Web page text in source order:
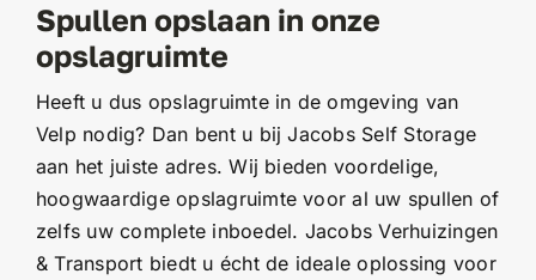
Spullen opslaan in onze
opslagruimte
Heeft u dus opslagruimte in de omgeving van
Velp nodig? Dan bent u bij Jacobs Self Storage
aan het juiste adres. Wij bieden voordelige,
hoogwaardige opslagruimte voor al uw spullen of
zelfs uw complete inboedel. Jacobs Verhuizingen
& Transport biedt u écht de ideale oplossing voor